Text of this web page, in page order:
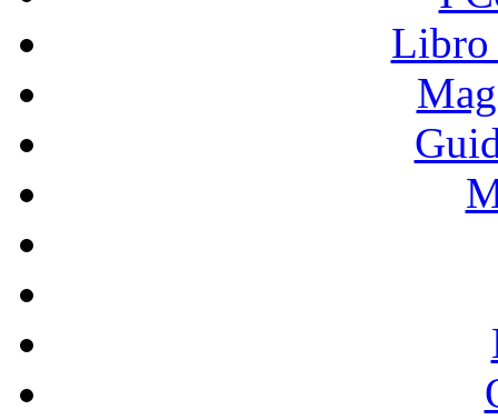
Libro